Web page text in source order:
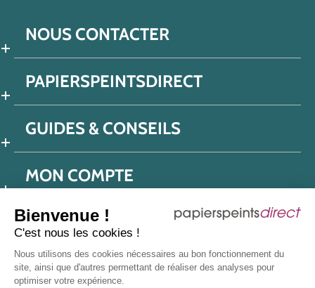
Bienvenue !
C'est nous les cookies !
Nous utilisons des cookies nécessaires au bon fonctionnement du
site, ainsi que d'autres permettant de réaliser des analyses pour
optimiser votre expérience.
NOUS CONTACTER
PAPIERSPEINTSDIRECT
GUIDES & CONSEILS
MON COMPTE
Politique de confidentialité
Mentions légales